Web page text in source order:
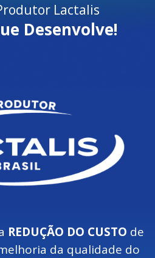
Lactalis
Desenvolve!
REDUÇÃO DO CUSTO de
da qualidade do